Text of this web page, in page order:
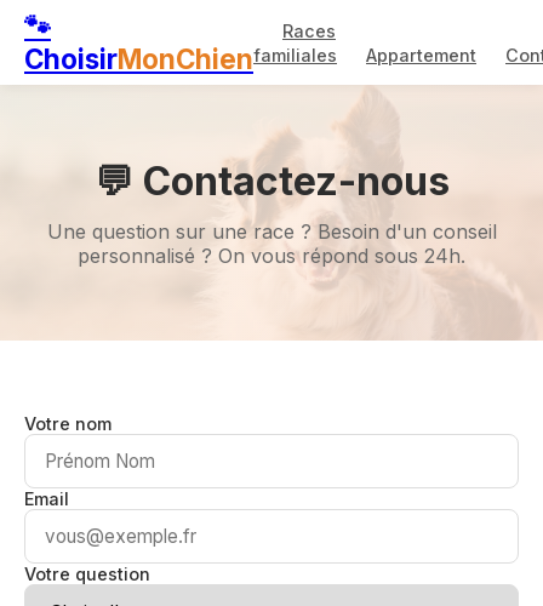
🐾
ChoisirMonChien
Races
familiales
Appartement
💬 Contactez-nous
Une question sur une race ? Besoin d'un conseil
personnalisé ? On vous répond sous 24h.
Votre nom
Email
Votre question